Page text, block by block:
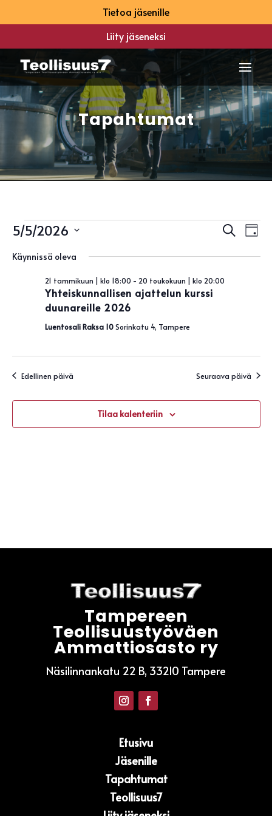
Tietoa jäsenille
Liity jäseneksi
Tapahtumat
Tapahtumat
for
5
toukokuun,
2026
Etsi
aja
Etsi Päivä
5/5/2026
päivä.
Käynnissä oleva
Yhteiskunnallisen ajattelun kurssi
duunareille 2026
21 tammikuun | klo 18:00 - 20 toukokuun | klo 20:00
Luentosali Raksa 10Sorinkatu 4, Tampere
Edellinen päivä Seuraava päivä
Tilaa kalenteriin
Tampereen
Teollisuustyöväen
Ammattiosasto ry
Näsilinnankatu 22 B, 33210 Tampere
Etusivu
Jäsenille
Tapahtumat
Teollisuus7